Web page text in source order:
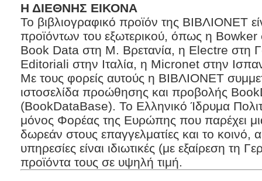
Η ΔΙΕΘΝΗΣ ΕΙΚΟΝΑ
Το βιβλιογραφικό προϊόν της ΒΙΒΛΙΟΝΕΤ
προϊόντων του εξωτερικού, όπως η
Book Data στη Μ. Βρετανία, η Electre στη
Editoriali στην Ιταλία, η Micronet στην
Με τους φορείς αυτούς η ΒΙΒΛΙΟΝΕΤ
ιστοσελίδα προώθησης και προβολής
(BookDataBase). Το Ελληνικό Ίδρυμα
μόνος Φορέας της Ευρώπης που παρέχει
δωρεάν στους επαγγελματίες και το κοινό,
υπηρεσίες είναι ιδιωτικές (με εξαίρεση τη
προϊόντα τους σε υψηλή τιμή.